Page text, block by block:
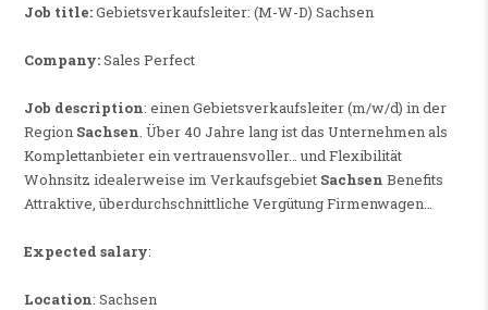
Job title:Gebietsverkaufsleiter: (M-W-D) Sachsen
Company:Sales Perfect
Job description: einen Gebietsverkaufsleiter (m/w/d) in der
Region Sachsen. Über 40 Jahre lang ist das Unternehmen als
Komplettanbieter ein vertrauensvoller… und Flexibilität
Wohnsitz idealerweise im Verkaufsgebiet Sachsen Benefits
Attraktive, überdurchschnittliche Vergütung Firmenwagen…
Expected salary:
Location: Sachsen